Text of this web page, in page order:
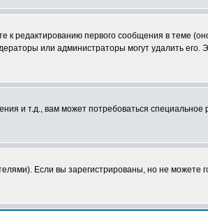
редактированию первого сообщения в теме
или администраторы могут удалить его.
и т.д., вам может потребоваться специальное
Если вы зарегистрированы, но не можете